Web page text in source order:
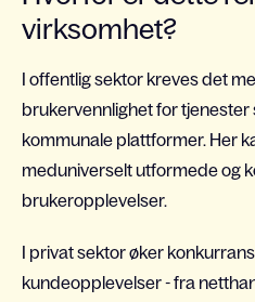
virksomhet?
I offentlig sektor kreves det
brukervennlighet for tjenester
kommunale plattformer. Her
meduniverselt utformede og
brukeropplevelser.
I privat sektor øker
kundeopplevelser - fra